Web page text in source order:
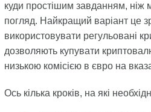
куди простішим завданням,
погляд. Найкращий варіант це
використовувати регульовані
дозволяють купувати
низькою комісією в євро на
Ось кілька кроків, на які